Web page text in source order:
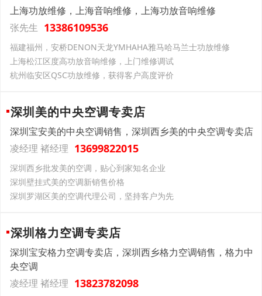
上海功放维修，上海音响维修，上海功放音响维修
张先生 13386109536
福建福州，安桥DENON天龙YMHAHA雅马哈马兰士功放维修
上海松江区度高功放音响维修，上门维修调试
杭州临安区QSC功放维修，获得客户高度评价
深圳美的中央空调专卖店
深圳宝安美的中央空调销售，深圳西乡美的中央空调专卖店
凌经理 褚经理 13699822015
深圳西乡批发美的空调，贴心到家知名企业
深圳壁挂式美的空调新销售价格
深圳罗湖区美的空调代理公司，坚持客户为先
深圳格力空调专卖店
深圳宝安格力空调专卖店，深圳西乡格力空调销售，格力中
央空调
凌经理 褚经理 13823782098